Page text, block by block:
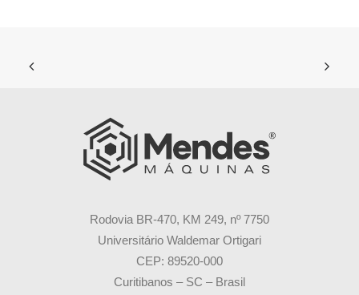
Rodovia BR-470, KM 249, nº 7750
Universitário Waldemar Ortigari
CEP: 89520-000
Curitibanos – SC – Brasil